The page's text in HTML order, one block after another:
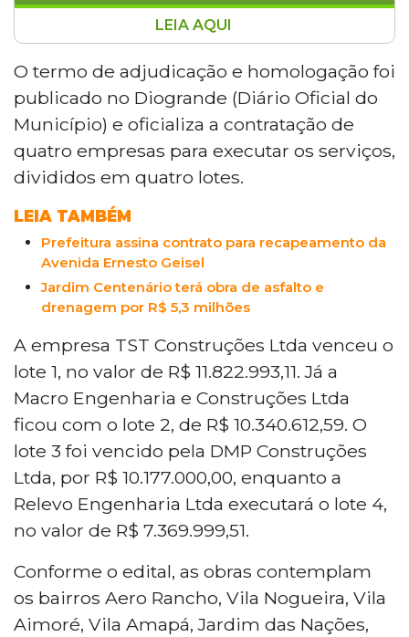
A prefeita de Campo Grande, Adriane
Lopes, homologou licitação de R$ 39,7
milhões para pavimentação asfáltica e
drenagem em dez bairros da capital sul-
mato-grossense. Quatro empresas foram
contratadas em lotes distintos. O valor
ficou R$ 3,29 milhões abaixo do
As obras contemplam bairros como Aero
Rancho, Jardim das Nações e Jardim Los
Angeles, sem cronograma divulgado.
LEIA AQUI
O termo de adjudicação e homologação foi
publicado no Diogrande (Diário Oficial do
Município) e oficializa a contratação de
quatro empresas para executar os serviços,
divididos em quatro lotes.
LEIA TAMBÉM
Prefeitura assina contrato para recapeamento da
Avenida Ernesto Geisel
Jardim Centenário terá obra de asfalto e
drenagem por R$ 5,3 milhões
A empresa TST Construções Ltda venceu o
lote 1, no valor de R$ 11.822.993,11. Já a
Macro Engenharia e Construções Ltda
ficou com o lote 2, de R$ 10.340.612,59. O
lote 3 foi vencido pela DMP Construções
Ltda, por R$ 10.177.000,00, enquanto a
Relevo Engenharia Ltda executará o lote 4,
no valor de R$ 7.369.999,51.
Conforme o edital, as obras contemplam
os bairros Aero Rancho, Vila Nogueira, Vila
Aimoré, Vila Amapá, Jardim das Nações,